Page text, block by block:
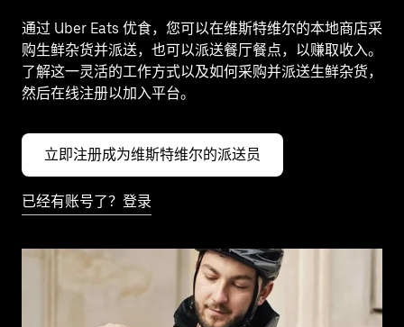
通过 Uber Eats 优食，您可以在维斯特维尔的本地商店采
购生鲜杂货并派送，也可以派送餐厅餐点，以赚取收入。
了解这一灵活的工作方式以及如何采购并派送生鲜杂货，
然后在线注册以加入平台。
立即注册成为维斯特维尔的派送员
已经有账号了？登录